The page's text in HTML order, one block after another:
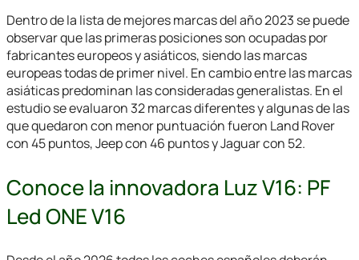
Dentro de la lista de mejores marcas del año 2023 se puede
observar que las primeras posiciones son ocupadas por
fabricantes europeos y asiáticos, siendo las marcas
europeas todas de primer nivel. En cambio entre las marcas
asiáticas predominan las consideradas generalistas. En el
estudio se evaluaron 32 marcas diferentes y algunas de las
que quedaron con menor puntuación fueron Land Rover
con 45 puntos, Jeep con 46 puntos y Jaguar con 52.
Conoce la innovadora Luz V16: PF
Led ONE V16